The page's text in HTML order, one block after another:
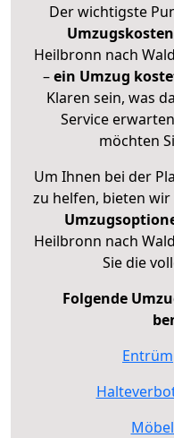
Der wichtigste
Heilbronn nach
–ein Umzug
Klaren sein, was
Service
möchten
Um Ihnen bei der
zu helfen, bieten
Heilbronn nach
Sie die
Folgende